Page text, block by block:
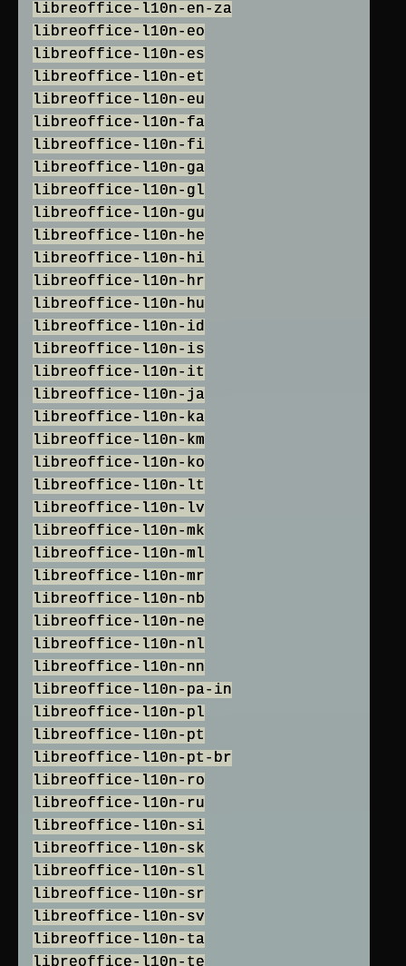
libreoffice-l10n-en-za
libreoffice-l10n-eo
libreoffice-l10n-es
libreoffice-l10n-et
libreoffice-l10n-eu
libreoffice-l10n-fa
libreoffice-l10n-fi
libreoffice-l10n-ga
libreoffice-l10n-gl
libreoffice-l10n-gu
libreoffice-l10n-he
libreoffice-l10n-hi
libreoffice-l10n-hr
libreoffice-l10n-hu
libreoffice-l10n-id
libreoffice-l10n-is
libreoffice-l10n-it
libreoffice-l10n-ja
libreoffice-l10n-ka
libreoffice-l10n-km
libreoffice-l10n-ko
libreoffice-l10n-lt
libreoffice-l10n-lv
libreoffice-l10n-mk
libreoffice-l10n-ml
libreoffice-l10n-mr
libreoffice-l10n-nb
libreoffice-l10n-ne
libreoffice-l10n-nl
libreoffice-l10n-nn
libreoffice-l10n-pa-in
libreoffice-l10n-pl
libreoffice-l10n-pt
libreoffice-l10n-pt-br
libreoffice-l10n-ro
libreoffice-l10n-ru
libreoffice-l10n-si
libreoffice-l10n-sk
libreoffice-l10n-sl
libreoffice-l10n-sr
libreoffice-l10n-sv
libreoffice-l10n-ta
libreoffice-l10n-te